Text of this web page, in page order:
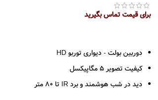
برای قیمت تماس بگیرید
دوربین بولت - دیواری توربو HD
کیفیت تصویر 5 مگاپیکسل
دید در شب هوشمند و برد IR تا 80 متر